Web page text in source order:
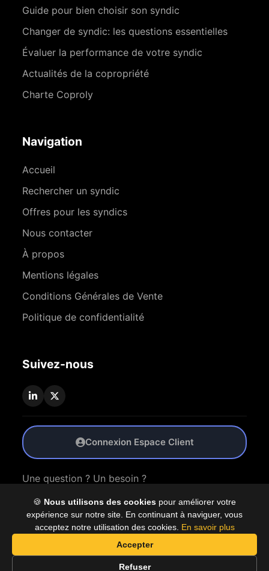
🍪 Nous utilisons des cookies pour améliorer votre
expérience sur notre site. En continuant à naviguer, vous
acceptez notre utilisation des cookies. En savoir plus
Accepter
Refuser
Guide pour bien choisir son syndic
Changer de syndic: les questions essentielles
Évaluer la performance de votre syndic
Actualités de la copropriété
Charte Coproly
Navigation
Accueil
Rechercher un syndic
Offres pour les syndics
Nous contacter
À propos
Mentions légales
Conditions Générales de Vente
Politique de confidentialité
Suivez-nous
Connexion Espace Client
Une question ? Un besoin ?
Nous Contacter
© 2026 Coproly. Tous droits réservés.